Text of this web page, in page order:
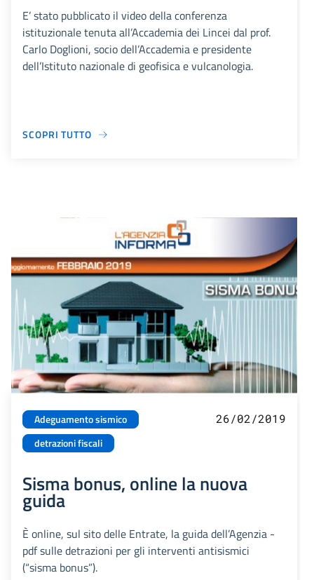
E’ stato pubblicato il video della conferenza
istituzionale tenuta all’Accademia dei Lincei dal prof.
Carlo Doglioni, socio dell’Accademia e presidente
dell’Istituto nazionale di geofisica e vulcanologia.
SCOPRI TUTTO
Adeguamento sismico
detrazioni fiscali
26/02/2019
Sisma bonus, online la nuova
guida
È online, sul sito delle Entrate, la guida dell’Agenzia -
pdf sulle detrazioni per gli interventi antisismici
(“sisma bonus”).